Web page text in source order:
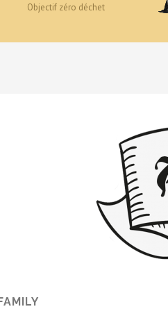
Objectif zéro déchet